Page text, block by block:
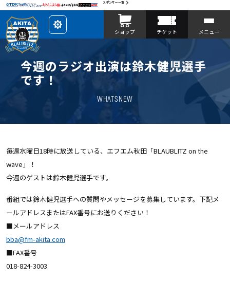
スポンサー一覧
レ
イ
ア
を
カ
ス
ショップ チケット メニュー
今週のラジオ出演は鈴木健児選手
です！
WHATSNEW
毎週水曜日18時に放送している、エフエム秋田「BLAUBLITZ on the
wave」！
今週のゲストは鈴木健児選手です。
番組では鈴木健児選手への質問やメッセージを募集しています。下記メ
ールアドレスまたはFAX番号にお送りください！
■メールアドレス
bba@fm-akita.com
■FAX番号
018-824-3003